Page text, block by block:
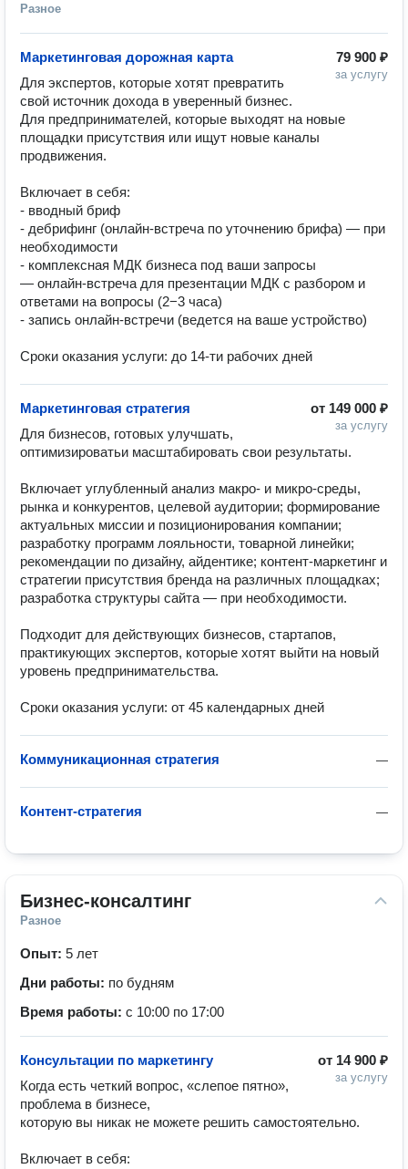
Разное
79 900 ₽
за услугу
Маркетинговая дорожная карта
Для экспертов, которые хотят превратить
свой источник дохода в уверенный бизнес.
Для предпринимателей, которые выходят на новые
площадки присутствия или ищут новые каналы
продвижения.
Включает в себя:
- вводный бриф
- дебрифинг (онлайн-встреча по уточнению брифа) — при
необходимости
- комплексная МДК бизнеса под ваши запросы
— онлайн-встреча для презентации МДК с разбором и
ответами на вопросы (2−3 часа)
- запись онлайн-встречи (ведется на ваше устройство)
Сроки оказания услуги: до 14-ти рабочих дней
от 149 000 ₽
за услугу
Маркетинговая стратегия
Для бизнесов, готовых улучшать,
оптимизироватьи масштабировать свои результаты.
Включает углубленный анализ макро- и микро-среды,
рынка и конкурентов, целевой аудитории; формирование
актуальных миссии и позиционирования компании;
разработку программ лояльности, товарной линейки;
рекомендации по дизайну, айдентике; контент-маркетинг и
стратегии присутствия бренда на различных площадках;
разработка структуры сайта — при необходимости.
Подходит для действующих бизнесов, стартапов,
практикующих экспертов, которые хотят выйти на новый
уровень предпринимательства.
Сроки оказания услуги: от 45 календарных дней
—
Коммуникационная стратегия
—
Контент-стратегия
Бизнес-консалтинг
Разное
Опыт: 5 лет
Дни работы: по будням
Время работы: с 10:00 по 17:00
от 14 900 ₽
за услугу
Консультации по маркетингу
Когда есть четкий вопрос, «слепое пятно»,
проблема в бизнесе,
которую вы никак не можете решить самостоятельно.
Включает в себя: